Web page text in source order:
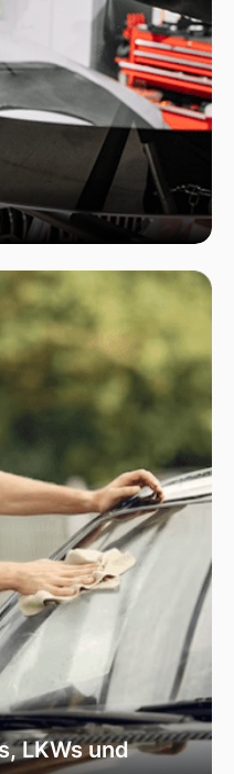
Autoglas, das
geeignet ist, um
zu garantieren.
LKWs und